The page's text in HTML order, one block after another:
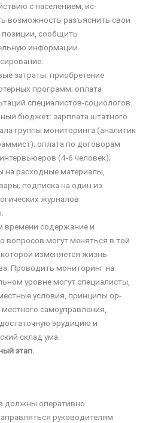
с населением, ис­
возможность разъяснить свои
сообщить
информации.
затраты: приоб­ретение
программ; оплата
специалистов-социологов.
бюджет: зарплата штатного
группы монито­ринга (аналитик
оплата по договорам
(4-6 человек);
на расходные материалы,
подписка на один из
журналов.
времени содержание и
вопросов могут меняться в той
которой изменяется жизнь
Проводить мониторинг на
уровне могут специалисты,
условия, принципы ор­
самоуправления,
эрудицию и
склад ума.
этап.
должны оперативно
руководителям